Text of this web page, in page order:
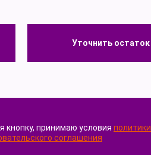
Уточнить остаток
кнопку, принимаю условия политики
соглашения